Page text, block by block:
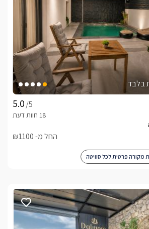
בלבד
/5
החל מ- ₪1100
מקורה פרטית לכל סוויטה